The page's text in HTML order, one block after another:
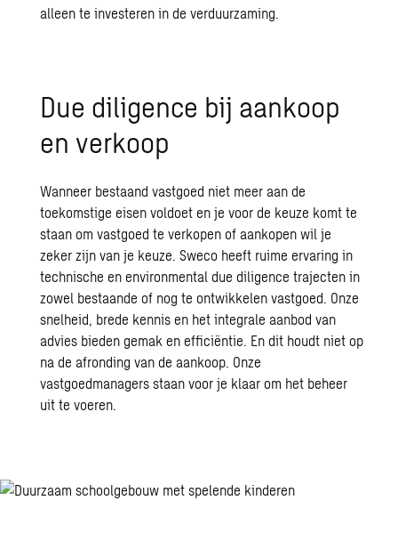
alleen te investeren in de verduurzaming.
Due diligence bij aankoop
en verkoop
Wanneer bestaand vastgoed niet meer aan de
toekomstige eisen voldoet en je voor de keuze komt te
staan om vastgoed te verkopen of aankopen wil je
zeker zijn van je keuze. Sweco heeft ruime ervaring in
technische en environmental due diligence trajecten in
zowel bestaande of nog te ontwikkelen vastgoed. Onze
snelheid, brede kennis en het integrale aanbod van
advies bieden gemak en efficiëntie. En dit houdt niet op
na de afronding van de aankoop. Onze
vastgoedmanagers staan voor je klaar om het beheer
uit te voeren.